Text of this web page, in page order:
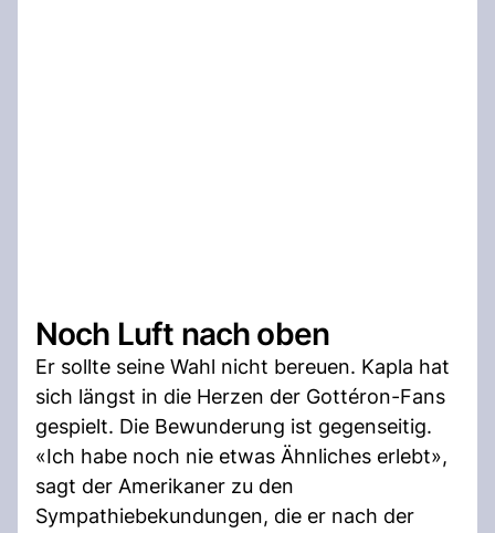
Noch Luft nach oben
Er sollte seine Wahl nicht bereuen. Kapla hat
sich längst in die Herzen der Gottéron-Fans
gespielt. Die Bewunderung ist gegenseitig.
«Ich habe noch nie etwas Ähnliches erlebt»,
sagt der Amerikaner zu den
Sympathiebekundungen, die er nach der